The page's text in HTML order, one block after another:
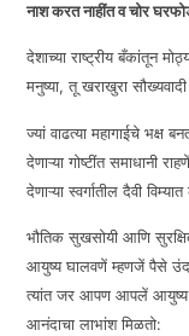
EMBED
नाश करत नाहींत व चोर
देशाच्या राष्ट्रीय
मनुष्या, तू खराखुरा
ज्यां वाढत्या महागाईचे भक्ष
देणाऱ्या गोष्टींत समाधानी
देणाऱ्या स्वर्गातील दैवी
भौतिक सुखसोयी आणि
आयुष्य घालवणें म्हणजें पैसे
त्यांत जर आपण आपलें आयुष्य
आनंदाचा लाभांश मिळतो: